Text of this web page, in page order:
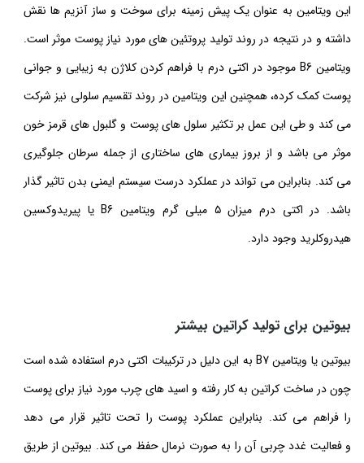
این ویتامین به عنوان یک پیش زمینه برای سوخت و ساز آنزیم ها نقش
داشته و در نتیجه در روند تولید پروتئین های مورد نیاز پوست موثر است.
ویتامین B6 موجود در اکتی درم با فراهم کردن کلاژن به زیبایی و جوانی
پوست کمک کرده، همچنین این ویتامین در روند تقسیم سلولی نیز شرکت
می کند و طی این عمل بر تکثیر سلول های پوست و گلبول های قرمز خون
موثر می باشد و از بروز بیماری های ساختاری از جمله سرطان جلوگیری
می کند. بنابراین می تواند در عملکرد درست سیستم ایمنی بدن تاثیر گذار
باشد. در اکتی درم میزان ۵ میلی گرم ویتامین B6 یا پیریدوکسین
هیدروکلرید وجود دارد.
بیوتین برای تولید کراتین بیشتر
بیوتین یا ویتامین B7 به این دلیل در ترکیبات اکتی درم استفاده شده است
چون در ساخت کراتین به کار رفته و اسید های چرب مورد نیاز برای پوست
را فراهم می کند. بنابراین عملکرد پوست را تحت تاثیر قرار می دهد
و فعالیت غدد چربی آن را به صورت نرمال حفظ می کند. بیوتین از طریق